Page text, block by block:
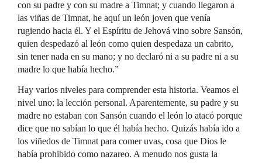
con su padre y con su madre a Timnat; y cuando llegaron a
las viñas de Timnat, he aquí un león joven que venía
rugiendo hacia él. Y el Espíritu de Jehová vino sobre Sansón,
quien despedazó al león como quien despedaza un cabrito,
sin tener nada en su mano; y no declaró ni a su padre ni a su
madre lo que había hecho.”
Hay varios niveles para comprender esta historia. Veamos el
nivel uno: la lección personal. Aparentemente, su padre y su
madre no estaban con Sansón cuando el león lo atacó porque
dice que no sabían lo que él había hecho. Quizás había ido a
los viñedos de Timnat para comer uvas, cosa que Dios le
había prohibido como nazareo. A menudo nos gusta la